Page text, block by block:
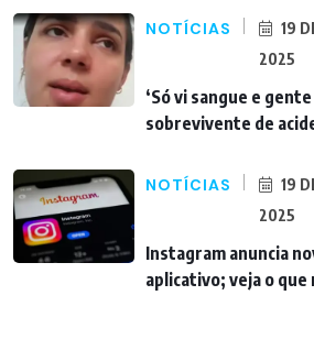
NOTÍCIAS
19
2025
‘Só vi sangue e
sobrevivente de
NOTÍCIAS
19
2025
Instagram anuncia
aplicativo; veja o que